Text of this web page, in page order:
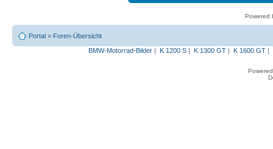
Powered
Portal » Foren-Übersicht
BMW-Motorrad-Bilder| K 1200 S| K 1300 GT| K 1600 GT|